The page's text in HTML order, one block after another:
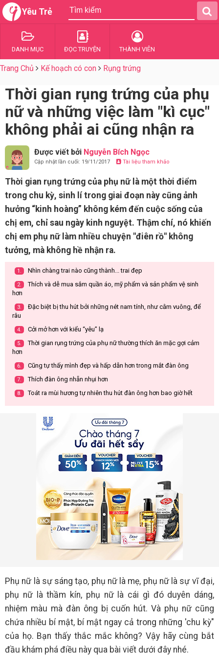
Yêu Trẻ
DANH MỤC ĐỌC TRUYỆN THÀNH VIÊN
Trang Chủ Kế hoạch có con Rụng trứng
Thời gian rụng trứng của phụ
nữ và những việc làm "kì cục"
không phải ai cũng nhận ra
Được viết bởi Nguyễn Bích Ngọc
Cập nhật lần cuối: 19/11/2017 Tài liệu tham khảo
Thời gian rụng trứng của phụ nữ là một thời điểm
trong chu kỳ, sinh lí trong giai đoạn này cũng ảnh
hưởng “kinh hoàng” không kém đến cuộc sống của
chị em, chỉ sau ngày kinh nguyệt. Thậm chí, nó khiến
chị em phụ nữ làm nhiều chuyện "điên rồ" không
tưởng, mà không hề nhận ra.
1. Nhìn chàng trai nào cũng thành... trai đẹp
2.
Thích và dễ mua sắm quần áo, mỹ phẩm và sản phẩm vệ sinh
hơn
3.
Đặc biệt bị thu hút bởi những nét nam tính, như cằm vuông, để
râu
4. Cởi mở hơn với kiểu “yêu” lạ
5.
Thời gian rụng trứng của phụ nữ thường thích ăn mặc gợi cảm
hơn
6. Cũng tự thấy mình đẹp và hấp dẫn hơn trong mắt đàn ông
7. Thích đàn ông nhẵn nhụi hơn
8. Toát ra mùi hương tự nhiên thu hút đàn ông hơn bao giờ hết
Phụ nữ là sự sáng tạo, phụ nữ là mẹ, phụ nữ là sự vĩ đại,
phụ nữ là thầm kín, phụ nữ là cái gì đó duyên dáng,
nhiệm màu mà đàn ông bị cuốn hút. Và phụ nữ cũng
chứa nhiều bí mật, bí mật ngay cả trong những 'chu kỳ"
của họ. Bạn thấy thắc mắc không? Vậy hãy cùng bắt
đầu khám phá điều này qua bài viết dưới đây nhé.